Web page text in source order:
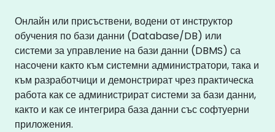
Онлайн или присъствени, водени от инструктор
обучения по бази данни (Database/DB) или
системи за управление на бази данни (DBMS) са
насочени както към системни администратори, така и
към разработчици и демонстрират чрез практическа
работа как се администрират системи за бази данни,
както и как се интегрира база данни със софтуерни
приложения.